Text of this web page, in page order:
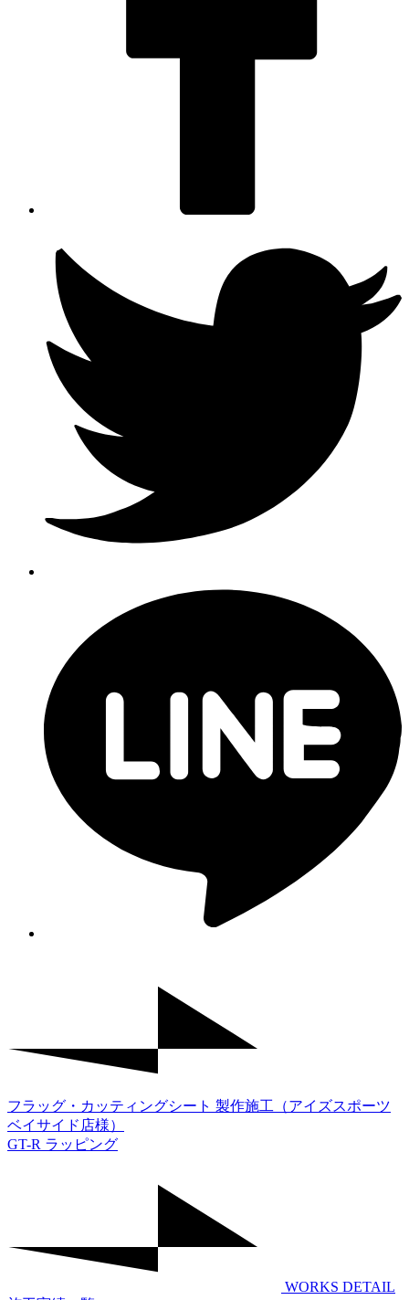
フラッグ・カッティングシート 製作施工（アイズスポーツ
ベイサイド店様）
GT-R ラッピング
WORKS DETAIL